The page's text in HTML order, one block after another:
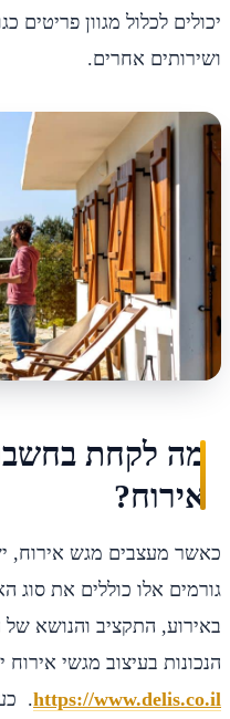
יכולים לכלול מגוון פריטים
ושירותים אחרים.
מה לקחת
אירוח?
כאשר מעצבים מגש אירוח,
גורמים אלו כוללים את סוג
באירוע, התקציב והנושא
הנכונות בעיצוב מגשי
https://www.delis.co.il
.